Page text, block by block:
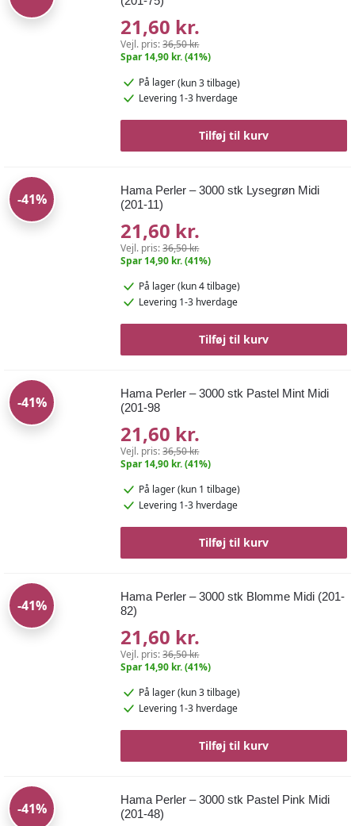
21,60 kr.
Vejl. pris:36,50 kr.
Spar 14,90 kr. (41%)
På lager(kun 3 tilbage)
Levering 1-3 hverdage
Tilføj til kurv
-41%
Hama Perler – 3000 stk Lysegrøn Midi
(201-11)
21,60 kr.
Vejl. pris:36,50 kr.
Spar 14,90 kr. (41%)
På lager(kun 4 tilbage)
Levering 1-3 hverdage
Tilføj til kurv
-41%
Hama Perler – 3000 stk Pastel Mint Midi
(201-98
21,60 kr.
Vejl. pris:36,50 kr.
Spar 14,90 kr. (41%)
På lager(kun 1 tilbage)
Levering 1-3 hverdage
Tilføj til kurv
-41%
Hama Perler – 3000 stk Blomme Midi (201-
82)
21,60 kr.
Vejl. pris:36,50 kr.
Spar 14,90 kr. (41%)
På lager(kun 3 tilbage)
Levering 1-3 hverdage
Tilføj til kurv
-41%
Hama Perler – 3000 stk Pastel Pink Midi
(201-48)